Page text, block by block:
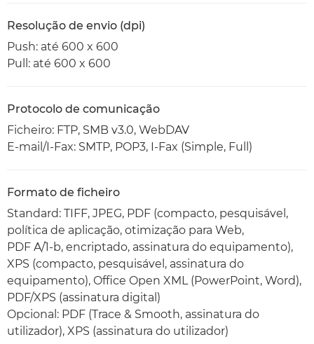
Resolução de envio (dpi)
Push: até 600 x 600
Pull: até 600 x 600
Protocolo de comunicação
Ficheiro: FTP, SMB v3.0, WebDAV
E-mail/I-Fax: SMTP, POP3, I-Fax (Simple, Full)
Formato de ficheiro
Standard: TIFF, JPEG, PDF (compacto, pesquisável,
política de aplicação, otimização para Web,
PDF A/1-b, encriptado, assinatura do equipamento),
XPS (compacto, pesquisável, assinatura do
equipamento), Office Open XML (PowerPoint, Word),
PDF/XPS (assinatura digital)
Opcional: PDF (Trace & Smooth, assinatura do
utilizador), XPS (assinatura do utilizador)